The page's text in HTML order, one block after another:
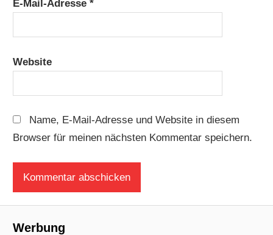
E-Mail-Adresse*
Website
Name, E-Mail-Adresse und Website in diesem
Browser für meinen nächsten Kommentar speichern.
Werbung